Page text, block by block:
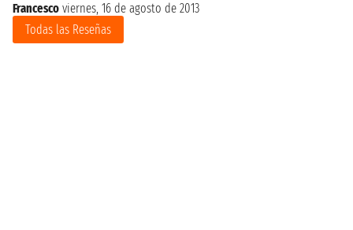
Francesco viernes, 16 de agosto de 2013
Todas las Reseñas